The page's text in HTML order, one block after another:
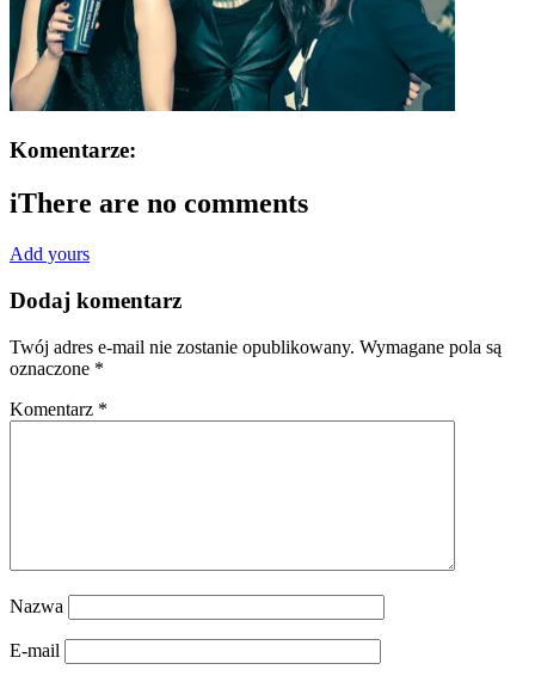
Komentarze:
iThere are no comments
Add yours
Dodaj komentarz
Twój adres e-mail nie zostanie opublikowany. Wymagane pola są
oznaczone *
Komentarz *
Nazwa
E-mail